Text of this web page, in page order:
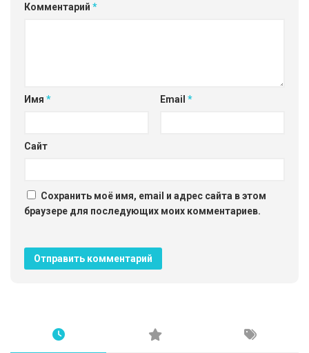
Комментарий *
Имя * Email *
Сайт
Сохранить моё имя, email и адрес сайта в этом
браузере для последующих моих комментариев.